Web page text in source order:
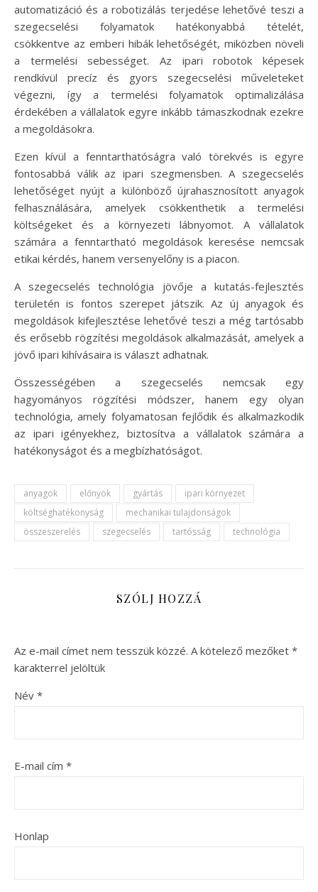
automatizáció és a robotizálás terjedése lehetővé teszi a
szegecselési folyamatok hatékonyabbá tételét,
csökkentve az emberi hibák lehetőségét, miközben növeli
a termelési sebességet. Az ipari robotok képesek
rendkívül precíz és gyors szegecselési műveleteket
végezni, így a termelési folyamatok optimalizálása
érdekében a vállalatok egyre inkább támaszkodnak ezekre
a megoldásokra.
Ezen kívül a fenntarthatóságra való törekvés is egyre
fontosabbá válik az ipari szegmensben. A szegecselés
lehetőséget nyújt a különböző újrahasznosított anyagok
felhasználására, amelyek csökkenthetik a termelési
költségeket és a környezeti lábnyomot. A vállalatok
számára a fenntartható megoldások keresése nemcsak
etikai kérdés, hanem versenyelőny is a piacon.
A szegecselés technológia jövője a kutatás-fejlesztés
területén is fontos szerepet játszik. Az új anyagok és
megoldások kifejlesztése lehetővé teszi a még tartósabb
és erősebb rögzítési megoldások alkalmazását, amelyek a
jövő ipari kihívásaira is választ adhatnak.
Összességében a szegecselés nemcsak egy
hagyományos rögzítési módszer, hanem egy olyan
technológia, amely folyamatosan fejlődik és alkalmazkodik
az ipari igényekhez, biztosítva a vállalatok számára a
hatékonyságot és a megbízhatóságot.
anyagok előnyök gyártás
ipari környezet
költséghatékonyság
mechanikai tulajdonságok
összeszerelés
szegecselés tartósság technológia
SZÓLJ HOZZÁ
Az e-mail címet nem tesszük közzé. A kötelező mezőket *
karakterrel jelöltük
Név *
E-mail cím *
Honlap